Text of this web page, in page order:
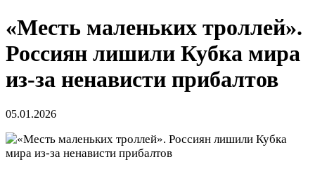
«Месть маленьких троллей».
Россиян лишили Кубка мира
из-за ненависти прибалтов
05.01.2026